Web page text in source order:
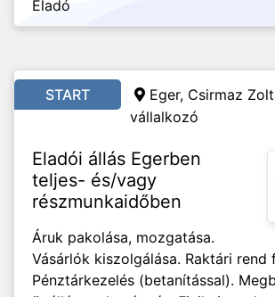
Eladó
START
Eger, Csirmaz
vállalkozó
Eladói állás Egerben
teljes- és/vagy
részmunkaidőben
Áruk pakolása, mozgatása.
Vásárlók kiszolgálása. Raktári rend
Pénztárkezelés (betanítással).